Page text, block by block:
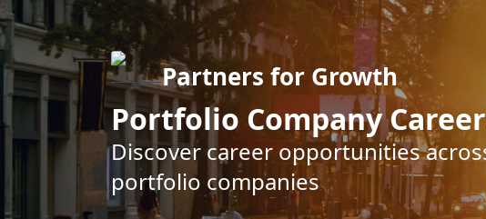
Partners for Growth
Portfolio Company
Discover career opportunities
portfolio companies